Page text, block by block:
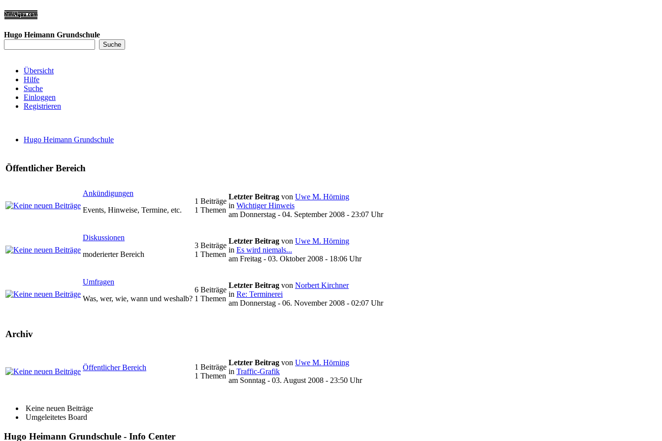
Hugo Heimann Grundschule
Übersicht
Hilfe
Suche
Einloggen
Registrieren
Hugo Heimann Grundschule
Öffentlicher Bereich
Ankündigungen
Events, Hinweise, Termine, etc.
1 Beiträge
1 Themen
Letzter Beitrag von Uwe M. Hörning
in Wichtiger Hinweis
am Donnerstag - 04. September 2008 - 23:07 Uhr
Diskussionen
moderierter Bereich
3 Beiträge
1 Themen
Letzter Beitrag von Uwe M. Hörning
in Es wird niemals...
am Freitag - 03. Oktober 2008 - 18:06 Uhr
Umfragen
Was, wer, wie, wann und weshalb?
6 Beiträge
1 Themen
Letzter Beitrag von Norbert Kirchner
in Re: Terminerei
am Donnerstag - 06. November 2008 - 02:07 Uhr
Archiv
Öffentlicher Bereich
1 Beiträge
1 Themen
Letzter Beitrag von Uwe M. Hörning
in Traffic-Grafik
am Sonntag - 03. August 2008 - 23:50 Uhr
Keine neuen Beiträge
Umgeleitetes Board
Hugo Heimann Grundschule - Info Center